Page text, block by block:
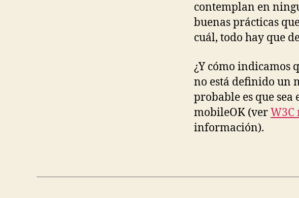
contemplan en
buenas prácticas
cuál, todo hay que
¿Y cómo indicamos
no está definido un
probable es que sea
mobileOK (verW3C
información).